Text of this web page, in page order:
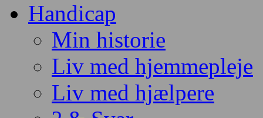
Handicap
Min historie
Liv med hjemmepleje
Liv med hjælpere